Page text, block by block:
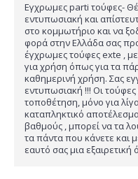
Εγχρωμες parti τούφες-
εντυπωσιακή και
στο κομμωτήριο και να
φορά στην Ελλάδα σας
έγχρωμες τούφες exte ,
για χρήση όπως για τα
καθημερινή χρήση. Σας
εντυπωσιακή !!! Οι τούφες
τοποθέτηση, μόνο για
καταπληκτικό
βαθμούς , μπορεί να τα
τα πάντα που κάνετε και
εαυτό σας μια εξαιρετική